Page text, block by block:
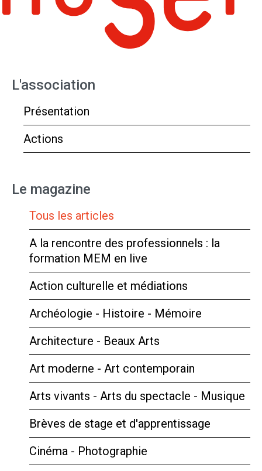
L'association
Présentation
Actions
Le magazine
Tous les articles
A la rencontre des professionnels : la
formation MEM en live
Action culturelle et médiations
Archéologie - Histoire - Mémoire
Architecture - Beaux Arts
Art moderne - Art contemporain
Arts vivants - Arts du spectacle - Musique
Brèves de stage et d'apprentissage
Cinéma - Photographie